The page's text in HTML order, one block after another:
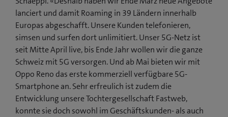
lanciert und damit Roaming in 39 Ländern innerhalb
Europas abgeschafft. Unsere Kunden telefonieren,
simsen und surfen dort unlimitiert. Unser 5G-Netz ist
seit Mitte April live, bis Ende Jahr wollen wir die ganze
Schweiz mit 5G versorgen. Und ab Mai bieten wir mit
Oppo Reno das erste kommerziell verfügbare 5G-
Smartphone an. Sehr erfreulich ist zudem die
Entwicklung unsere Tochtergesellschaft Fastweb,
konnte sie doch sowohl im Geschäftskunden- als auch